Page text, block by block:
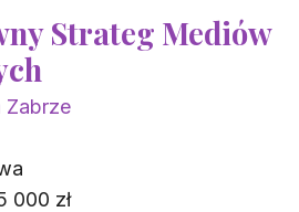
Strateg Mediów
Zabrze
000 zł